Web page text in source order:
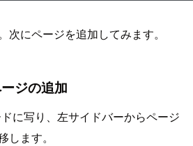
次にページを追加してみます。
ジの追加
に写り、左サイドバーからページ
ます。